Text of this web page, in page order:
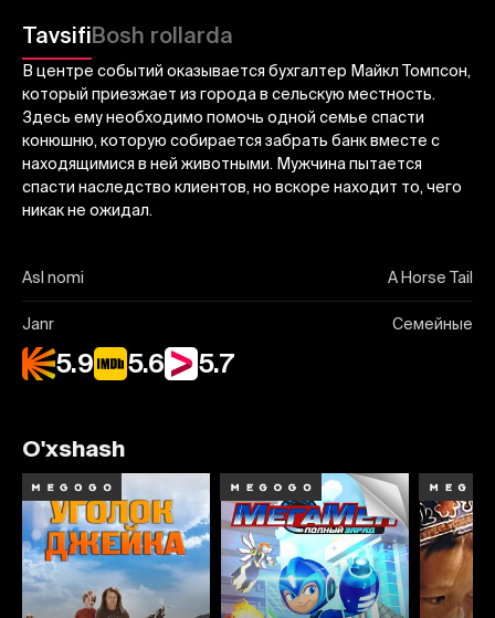
TavsifiBosh rollarda
В центре событий оказывается бухгалтер Майкл Томпсон,
который приезжает из города в сельскую местность.
Здесь ему необходимо помочь одной семье спасти
конюшню, которую собирается забрать банк вместе с
находящимися в ней животными. Мужчина пытается
спасти наследство клиентов, но вскоре находит то, чего
никак не ожидал.
Asl nomi A Horse Tail
Janr Семейные
5.9 5.6 5.7
Yuborish
O'xshash